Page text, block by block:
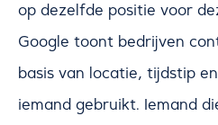
op dezelfde positie voor
Google toont bedrijven
basis van locatie, tijdstip
iemand gebruikt. Iemand